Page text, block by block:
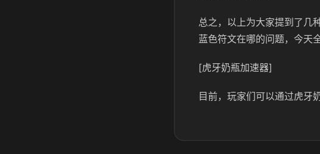
总之，以上为大家提到了几
蓝色符文在哪的问题，今天
[虎牙奶瓶加速器]
目前，玩家们可以通过虎牙